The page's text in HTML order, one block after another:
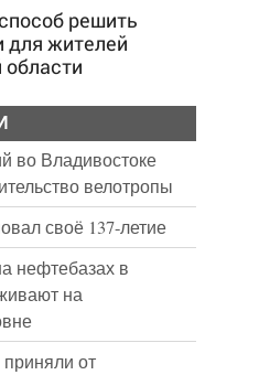
решить
для жителей
во Владивостоке
велотропы
своё 137-летие
нефтебазах в
на
от